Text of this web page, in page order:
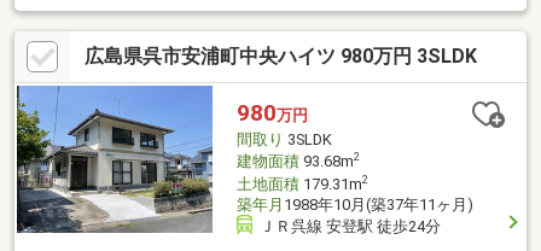
可能。お車を雨風から守れるのは嬉しいポイントです。アウトド
ア用品や趣味の道具、季節物の収納にも重宝します。居住空間は2
階にまとまり、風通しや陽当たりも良好。静かな環境で、ゆった
りと自分らしい暮らしを楽しめる一邸です。
広島県呉市安浦町中央ハイツ 980万円 3SLDK
980万円
間取り 3SLDK
建物面積93.68m2
土地面積179.31m2
築年月 1988年10月(築37年11ヶ月)
ＪＲ呉線 安登駅 徒歩24分